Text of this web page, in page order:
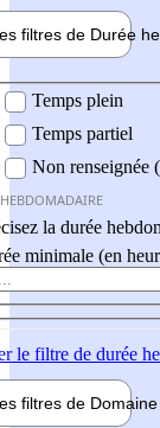
filtres de Durée
Temps plein
Temps partiel
Non renseignée
la durée
minimale (en
le filtre de durée
filtres de